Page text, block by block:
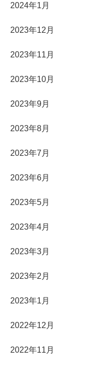
2024年1月
2023年12月
2023年11月
2023年10月
2023年9月
2023年8月
2023年7月
2023年6月
2023年5月
2023年4月
2023年3月
2023年2月
2023年1月
2022年12月
2022年11月